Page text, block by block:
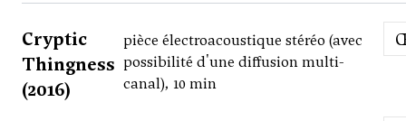
Cryptic
Thingness
(2016)
pièce électroacoustique stéréo (avec
possibilité d'une diffusion multi-
canal), 10 min